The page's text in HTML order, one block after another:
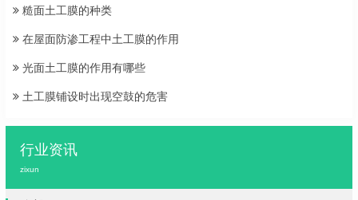
糙面土工膜的种类
在屋面防渗工程中土工膜的作用
光面土工膜的作用有哪些
土工膜铺设时出现空鼓的危害
行业资讯
zixun